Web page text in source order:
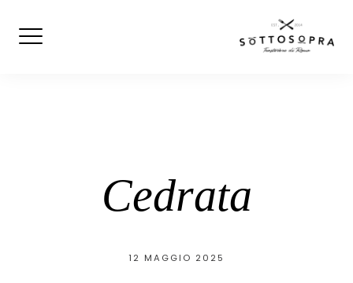
Cedrata
12 MAGGIO 2025